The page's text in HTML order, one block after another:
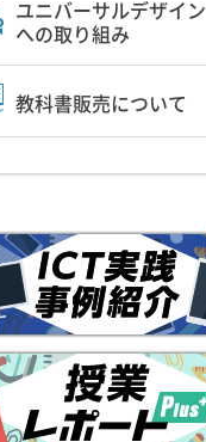
ユニバーサルデザイン
への取り組み
教科書販売について